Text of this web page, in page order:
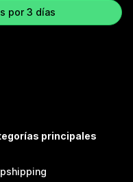
por 3 días
principales